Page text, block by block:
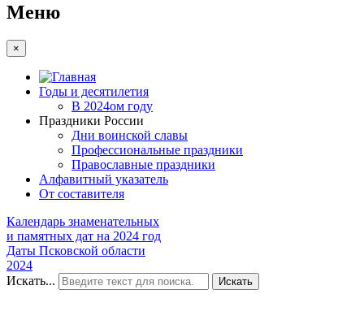
Меню
×
Годы и десятилетия
В 2024ом году
Праздники России
Дни воинской славы
Профессиональные праздники
Православные праздники
Алфавитный указатель
От составителя
Календарь знаменательных
и памятных дат на 2024 год
Даты Псковской области
2024
Искать...
Искать